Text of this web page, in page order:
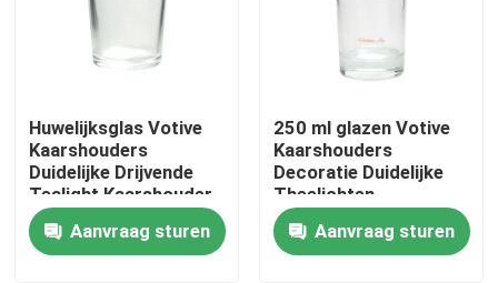
Over ons
Fabriekstocht
Huwelijksglas Votive
Kaarshouders
Duidelijke Drijvende
Tealight Kaarshouder
Aanvraag sturen
250 ml glazen Votive
Kaarshouders
Decoratie Duidelijke
Theelichten
Kaarshouders
Aanvraag sturen